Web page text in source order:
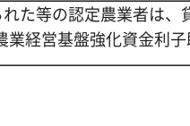
た等の認定農業者は、
経営基盤強化資金利子